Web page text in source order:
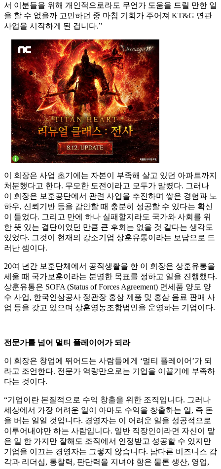
서 이분들을 위해 개인적으로라도 무언가 도움을 드릴 만한 일
을 할 수 없을까 고민하던 중 마침 기회가 주어져 KT&G 연관
사업을 시작하게 된 겁니다.”
이 회장은 사업 초기에는 자본이 부족해 살고 있던 아파트까지
처분했다고 한다. 무모한 도전이라고 모두가 말렸다. 그러나
이 회장은 보훈공단에서 관련 사업을 추진하며 쌓은 경험과 노
하우, 신뢰기반 등을 감안할 때 충분히 성공할 수 있다는 확신
이 들었다. 그리고 만에 하나 실패할지라도 국가와 사회를 위
한 뜻 있는 결단이었던 만큼 큰 후회는 없을 것 같다는 생각도
있었다. 그것이 현재의 강소기업 상훈유통이라는 보답으로 드
러난 셈이다.
20여 년간 보훈단체에서 공직생활을 한 이 회장은 상훈유통을
세울 때 국가보훈이라는 분명한 목표를 정하고 일을 진행했다.
상훈유통은 SOFA (Status of Forces Agreement) 면세품 양도 양
수 사업, 한국인삼공사 정관장 홍삼 제품 및 홍삼 음료 판매 사
업 등을 갖고 있으며 상훈영농조합법인을 운영하는 기업이다.
전문가를 넘어 멀티 플레이어가 되라
이 회장은 창업에 뛰어드는 사람들에게 ‘멀티 플레이어’가 되
라고 조언한다. 전문가 역량만으로는 기업을 이끌기에 부족하
다는 것이다.
“기업이란 본질적으로 수익 창출을 위한 조직입니다. 그러나
세상에서 가장 어려운 일이 아마도 수익을 창출하는 일, 즉 돈
을 버는 일일 것입니다. 경영자는 이 어려운 일을 성공적으로
이루어내야만 하는 사람입니다. 일반 직장인이라면 자신이 맡
은 일 한 가지만 잘해도 조직에서 인정받고 성공할 수 있지만
기업을 이끄는 경영자는 그렇지 않습니다. 남다른 비즈니스 감
각과 리더십, 통찰력, 판단력을 지녀야 함은 물론 생산, 영업,